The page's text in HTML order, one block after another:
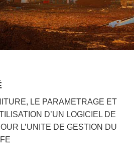
LE PARAMETRAGE ET
D’UN LOGICIEL DE
L’UNITE DE GESTION DU